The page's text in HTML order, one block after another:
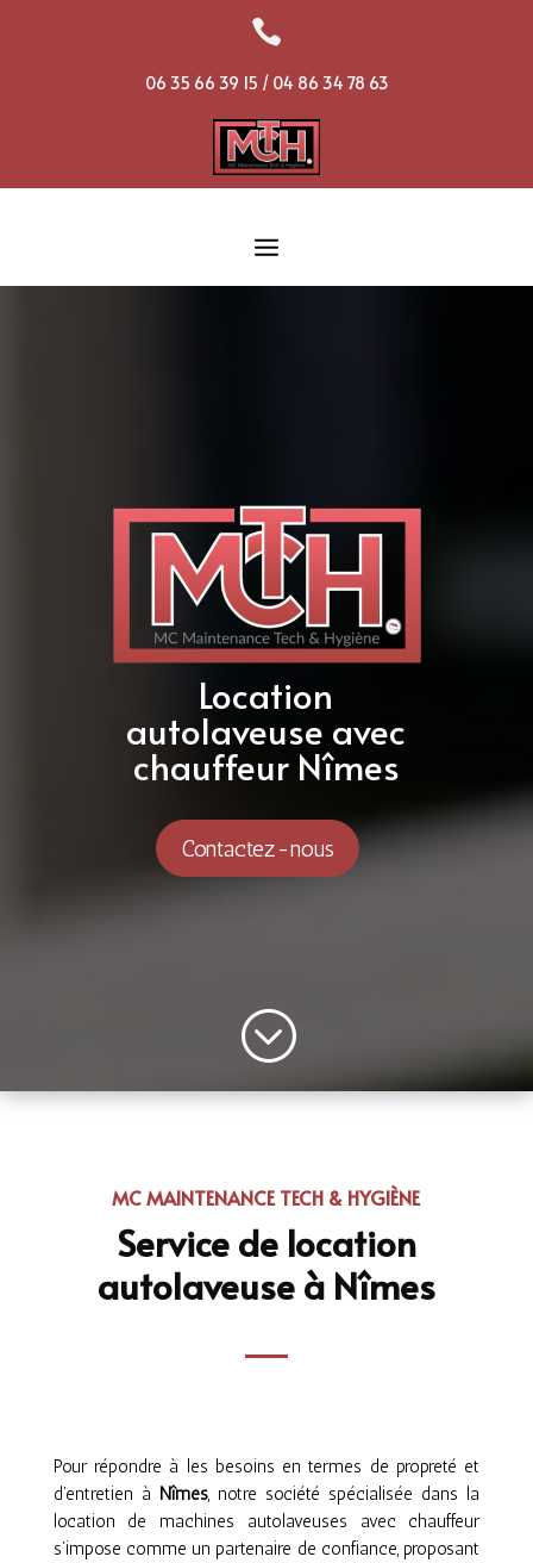

06 35 66 39 15 / 04 86 34 78 63
Location
autolaveuse avec
chauffeur Nîmes
Contactez-nous
;
MC MAINTENANCE TECH & HYGIÈNE
Service de location
autolaveuse à Nîmes
Pour répondre à les besoins en termes de propreté et
d’entretien à Nîmes, notre société spécialisée dans la
location de machines autolaveuses avec chauffeur
s’impose comme un partenaire de confiance, proposant